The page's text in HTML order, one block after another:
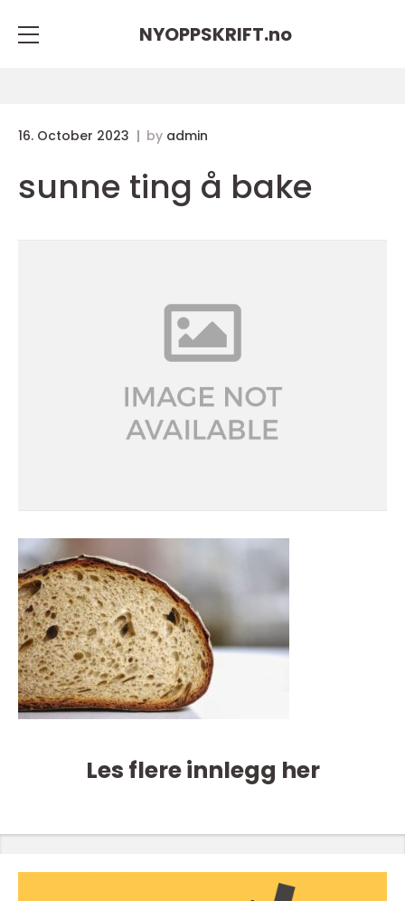
NYOPPSKRIFT.no
16. October 2023 by admin
sunne ting å bake
Les flere innlegg her